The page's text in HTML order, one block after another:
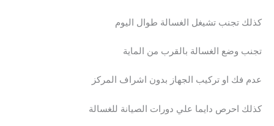
كذلك تجنب تشيغل الغسالة طوال اليوم
تجنب وضع الغسالة بالقرب من الماية
عدم فك او تركيب الجهاز بدون اشراف المركز
كذلك احرص دايما علي دورات الصيانة للغسالة